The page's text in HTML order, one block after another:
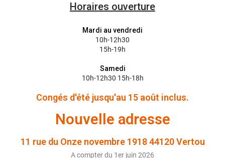
Horaires ouverture
Mardi au vendredi
10h-12h30
15h-19h
Samedi
10h-12h30 15h-18h
Congés d'été jusqu'au 15 août inclus.
Nouvelle adresse
11 rue du Onze novembre 1918 44120 Vertou
A compter du 1er juin 2026